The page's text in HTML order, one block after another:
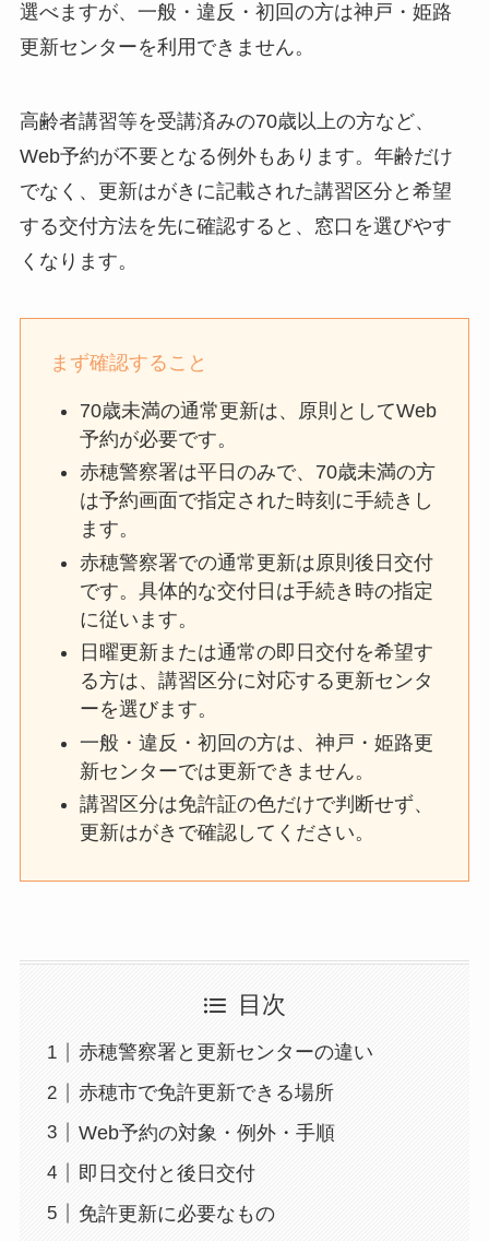
選べますが、一般・違反・初回の方は神戸・姫路
更新センターを利用できません。
高齢者講習等を受講済みの70歳以上の方など、
Web予約が不要となる例外もあります。年齢だけ
でなく、更新はがきに記載された講習区分と希望
する交付方法を先に確認すると、窓口を選びやす
くなります。
まず確認すること
70歳未満の通常更新は、原則としてWeb
予約が必要です。
赤穂警察署は平日のみで、70歳未満の方
は予約画面で指定された時刻に手続きし
ます。
赤穂警察署での通常更新は原則後日交付
です。具体的な交付日は手続き時の指定
に従います。
日曜更新または通常の即日交付を希望す
る方は、講習区分に対応する更新センタ
ーを選びます。
一般・違反・初回の方は、神戸・姫路更
新センターでは更新できません。
講習区分は免許証の色だけで判断せず、
更新はがきで確認してください。
目次
赤穂警察署と更新センターの違い
赤穂市で免許更新できる場所
Web予約の対象・例外・手順
即日交付と後日交付
免許更新に必要なもの